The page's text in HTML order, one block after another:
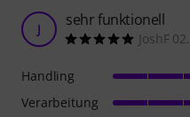
J sehr funktionell
JoshF
Handling
Verarbeitung